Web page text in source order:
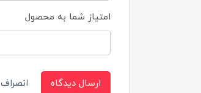
امتیاز شما به محصول
ارسال دیدگاه انصراف